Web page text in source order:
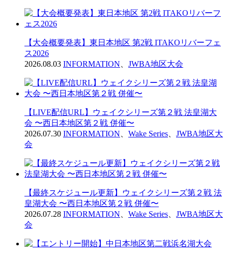
【大会概要発表】東日本地区 第2戦 ITAKOリバーフェ
ス2026
2026.08.03 INFORMATION JWBA地区大会
【LIVE配信URL】ウェイクシリーズ第２戦 法皇湖大
会 〜西日本地区第２戦 併催〜
2026.07.30 INFORMATION Wake Series
JWBA地区大
会
【最終スケジュール更新】ウェイクシリーズ第２戦 法
皇湖大会 〜西日本地区第２戦 併催〜
2026.07.28 INFORMATION Wake Series
JWBA地区大
会